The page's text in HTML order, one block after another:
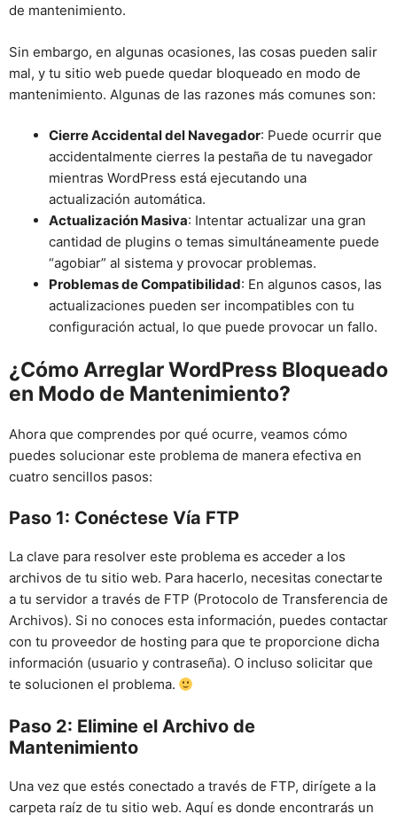
de mantenimiento.
Sin embargo, en algunas ocasiones, las cosas pueden salir
mal, y tu sitio web puede quedar bloqueado en modo de
mantenimiento. Algunas de las razones más comunes son:
Cierre Accidental del Navegador: Puede ocurrir que
accidentalmente cierres la pestaña de tu navegador
mientras WordPress está ejecutando una
actualización automática.
Actualización Masiva: Intentar actualizar una gran
cantidad de plugins o temas simultáneamente puede
“agobiar” al sistema y provocar problemas.
Problemas de Compatibilidad: En algunos casos, las
actualizaciones pueden ser incompatibles con tu
configuración actual, lo que puede provocar un fallo.
¿Cómo Arreglar WordPress Bloqueado
en Modo de Mantenimiento?
Ahora que comprendes por qué ocurre, veamos cómo
puedes solucionar este problema de manera efectiva en
cuatro sencillos pasos:
Paso 1: Conéctese Vía FTP
La clave para resolver este problema es acceder a los
archivos de tu sitio web. Para hacerlo, necesitas conectarte
a tu servidor a través de FTP (Protocolo de Transferencia de
Archivos). Si no conoces esta información, puedes contactar
con tu proveedor de hosting para que te proporcione dicha
información (usuario y contraseña). O incluso solicitar que
te solucionen el problema.
Paso 2: Elimine el Archivo de
Mantenimiento
Una vez que estés conectado a través de FTP, dirígete a la
carpeta raíz de tu sitio web. Aquí es donde encontrarás un